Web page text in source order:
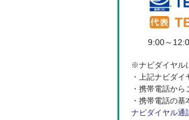
9:00～
※ナビダイヤル
・上記ナビダ
・携帯電話か
・携帯電話の
ナビダイヤル通